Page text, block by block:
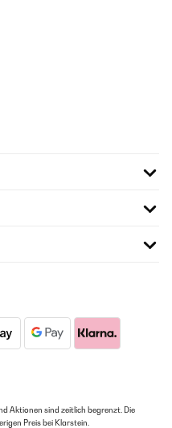
Aktionen sind zeitlich begrenzt. Die
Preis bei Klarstein.